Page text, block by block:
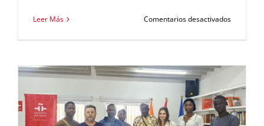
Leer Más Comentarios desactivadosen
la
cultura